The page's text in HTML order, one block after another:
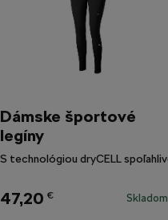
Dámske športové
legíny
47,20 € Skladom